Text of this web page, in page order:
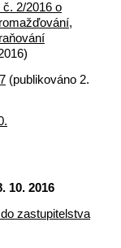
2/2016 o
(publikováno 2.
10. 2016
zastupitelstva